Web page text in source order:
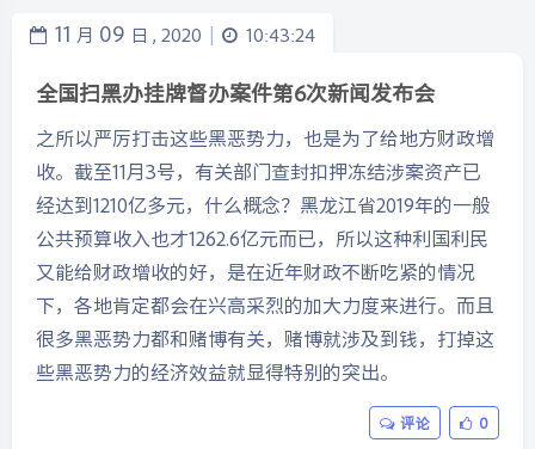
11 月 09 日 , 2020 | 10:43:24
全国扫黑办挂牌督办案件第6次新闻发布会
之所以严厉打击这些黑恶势力，也是为了给地方财政增
收。截至11月3号，有关部门查封扣押冻结涉案资产已
经达到1210亿多元，什么概念？黑龙江省2019年的一般
公共预算收入也才1262.6亿元而已，所以这种利国利民
又能给财政增收的好，是在近年财政不断吃紧的情况
下，各地肯定都会在兴高采烈的加大力度来进行。而且
很多黑恶势力都和赌博有关，赌博就涉及到钱，打掉这
些黑恶势力的经济效益就显得特别的突出。
评论 0